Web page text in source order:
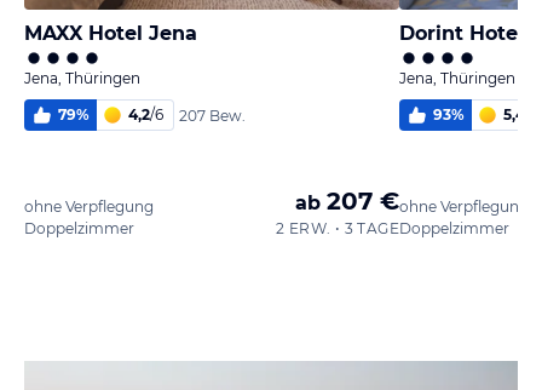
MAXX Hotel Jena
Jena, Thüringen
79% 4,2/6 207 Bew.
ohne Verpflegung
Doppelzimmer
ab 207 €
2 ERW. • 3 TAGE
Dorint Hotel
Jena, Thüringen
93% 5,4
ohne Verpflegung
Doppelzimmer